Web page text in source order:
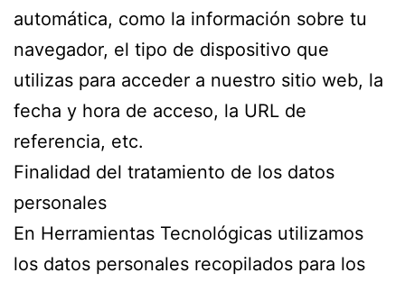
automática, como la información sobre tu
navegador, el tipo de dispositivo que
utilizas para acceder a nuestro sitio web, la
fecha y hora de acceso, la URL de
referencia, etc.
Finalidad del tratamiento de los datos
personales
En Herramientas Tecnológicas utilizamos
los datos personales recopilados para los